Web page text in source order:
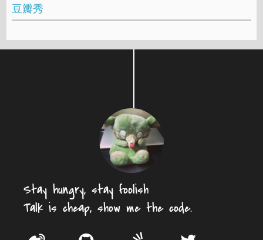
豆瓣秀
Stay hungry, stay foolish
Talk is cheap, show me the code.